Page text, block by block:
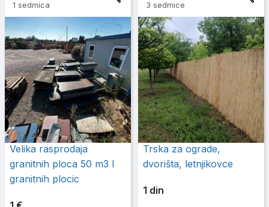
1 sedmica
Velika rasprodaja
granitnih ploca 50 m3 I
granitnih plocic
3 sedmice
Trska za ograde,
dvorišta, letnjikovce
1 din